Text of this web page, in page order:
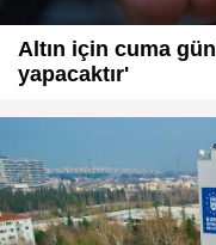
Altın için cuma
yapacaktır'